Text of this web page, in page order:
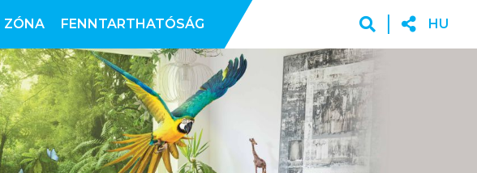
ZÓNA FENNTARTHATÓSÁG HU